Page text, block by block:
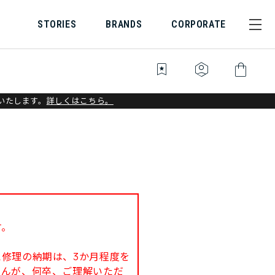
STORIES BRANDS CORPORATE
bookmark_star identity_platform shopping_bag
します。 詳しくはこちら。
理の納期は、3か月程度を
が、何卒、ご理解いただ